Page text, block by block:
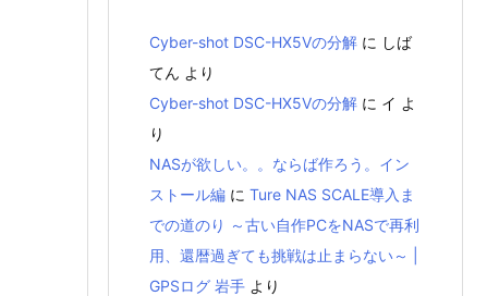
Cyber-shot DSC-HX5Vの分解 に しば
てん より
Cyber-shot DSC-HX5Vの分解 に イ よ
り
NASが欲しい。。ならば作ろう。イン
ストール編 に Ture NAS SCALE導入ま
での道のり ～古い自作PCをNASで再利
用、還暦過ぎても挑戦は止まらない～ |
GPSログ 岩手 より